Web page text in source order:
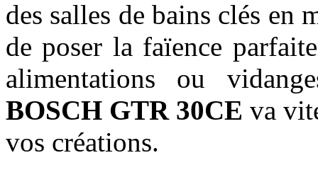
des salles de bains clés en
de poser la faïence
alimentations ou
BOSCH GTR 30CE va
vos créations.